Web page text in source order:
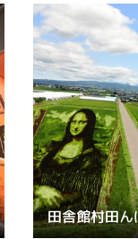
田舎館村田ん